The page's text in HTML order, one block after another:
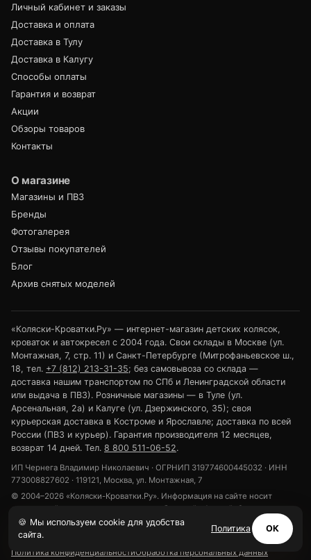
Личный кабинет и заказы
Доставка и оплата
Доставка в Тулу
Доставка в Калугу
Способы оплаты
Гарантия и возврат
Акции
Обзоры товаров
Контакты
О магазине
Магазины и ПВЗ
Бренды
Фотогалерея
Отзывы покупателей
Блог
Архив снятых моделей
«Коляски-Кроватки.Ру» — интернет-магазин детских колясок,
кроваток и автокресел с 2004 года. Свои склады в Москве (ул.
Монтажная, 7, стр. 11) и Санкт-Петербурге (Митрофаньевское ш.,
18, тел. +7 (812) 213-31-35; без самовывоза со склада —
доставка нашим транспортом по СПб и Ленинградской области
или выдача в ПВЗ). Розничные магазины — в Туле (ул.
Арсенальная, 2а) и Калуге (ул. Дзержинского, 35); своя
курьерская доставка в Костроме и Ярославле; доставка по всей
России (ПВЗ и курьер). Гарантия производителя 12 месяцев,
возврат 14 дней. Тел. 8 800 511-06-52.
ИП Чернега Владимир Николаевич · ОГРНИП 319774600445032 · ИНН
773008827602 · 119121, Москва, ул. Монтажная, 7
© 2004–2026 «Коляски-Кроватки.Ру». Информация на сайте носит
справочный характер и не является публичной офертой. Свои склады в
Москве и Санкт-Петербурге · магазины в Туле и Калуге · доставка по
всей России.
Политика конфиденциальностиОбработка персональных данных
🍪 Мы используем cookie для удобства
сайта.
Политика ОК